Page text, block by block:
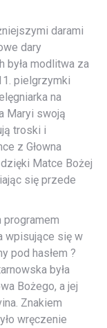
darami
dary
była modlitwa za
pielgrzymki
na
Maryi swoją
troski i
z Głowna
Matce Bożej
się przede
programem
wpisujące się w
pod hasłem ?
była
Bożego, a jej
Znakiem
wręczenie